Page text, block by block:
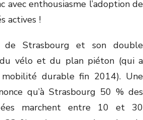
avec enthousiasme l’adoption de
actives !
de Strasbourg et son double
vélo et du plan piéton (qui a
durable fin 2014). Une
qu’à Strasbourg 50 % des
marchent entre 10 et 30